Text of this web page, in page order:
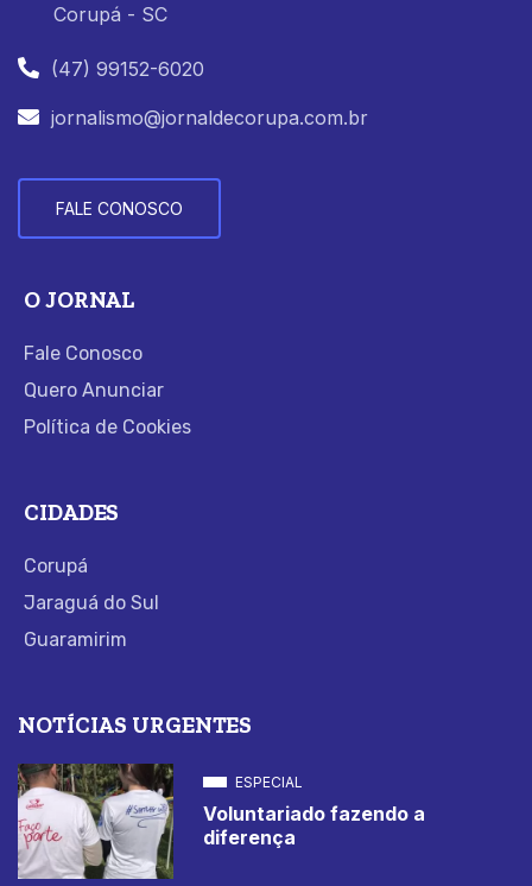
Corupá - SC
(47) 99152-6020
jornalismo@jornaldecorupa.com.br
FALE CONOSCO
O JORNAL
Fale Conosco
Quero Anunciar
Política de Cookies
CIDADES
Corupá
Jaraguá do Sul
Guaramirim
NOTÍCIAS URGENTES
ESPECIAL
Voluntariado fazendo a
diferença